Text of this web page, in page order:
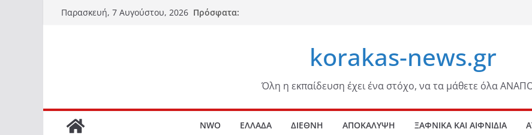
Μετάβαση
Παρασκευή, 7 Αυγούστου, 2026 Πρόσφατα:
korakas-news.gr
Όλη η εκπαίδευση έχει ένα στόχο, να τα μάθετε όλα
NWO ΕΛΛΑΔΑ ΔΙΕΘΝΗ ΑΠΟΚΑΛΥΨΗ ΞΑΦΝΙΚΑ ΚΑΙ ΑΙΦΝΙΔΙΑ